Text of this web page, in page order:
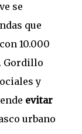
se
que
10.000
Gordillo
y
evitar
urbano